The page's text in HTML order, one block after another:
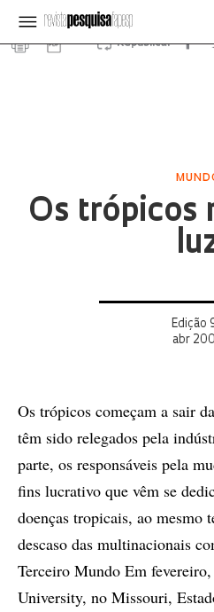
Republicar
Os trópicos
Edição
abr
Os trópicos começam a sair
têm sido relegados pela
parte, os responsáveis pela
fins lucrativo que vêm se
doenças tropicais, ao mesmo
descaso das multinacionais
Terceiro Mundo Em
University, no Missouri,